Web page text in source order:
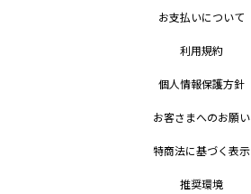
お支払いについて
利用規約
個人情報保護方針
お客さまへのお願い
特商法に基づく表示
推奨環境